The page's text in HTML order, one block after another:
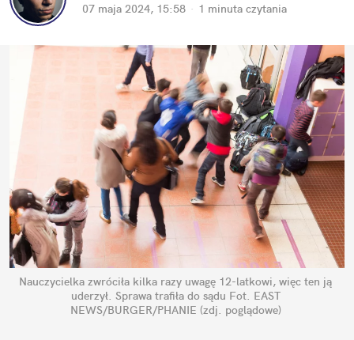
07 maja 2024, 15:58 · 1 minuta czytania
Nauczycielka zwróciła kilka razy uwagę 12-latkowi, więc ten ją
uderzył. Sprawa trafiła do sądu Fot. EAST
NEWS/BURGER/PHANIE (zdj. poglądowe)